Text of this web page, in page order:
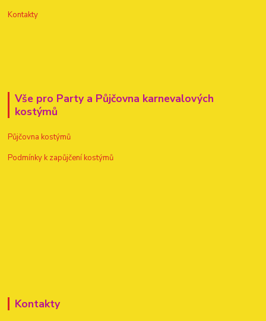
Kontakty
Vše pro Party a Půjčovna karnevalových
kostýmů
Půjčovna kostýmů
Podmínky k zapůjčení kostýmů
Kontakty